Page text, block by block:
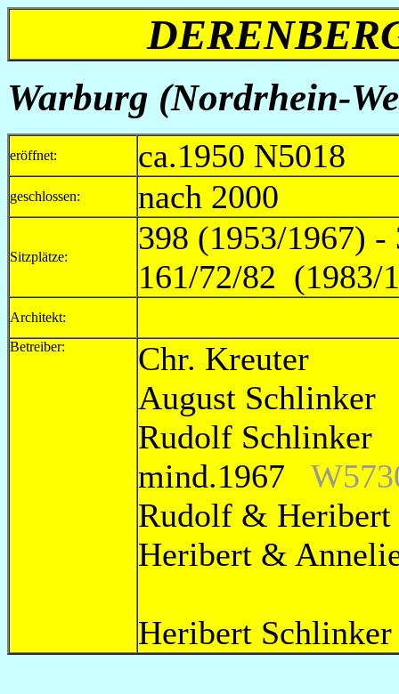
Warburg (Nordrhein-
eröffnet: ca.1950 N5018
geschlossen: nach 2000
Sitzplätze:
398 (1953/1967)
161/72/82 (1983/
Architekt:
Betreiber:
Chr.
August
Rudolf
mind.1967
Rudolf &
Heribert &
Heribert